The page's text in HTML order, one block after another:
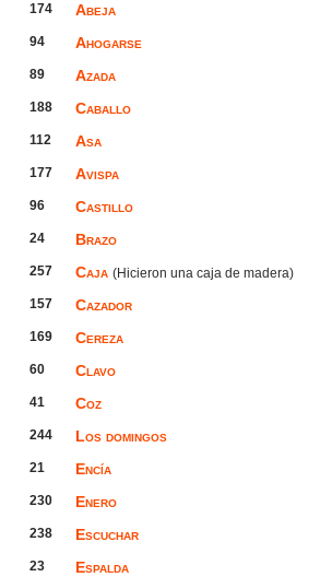
174 Abeja
94 Ahogarse
89 Azada
188 Caballo
112 Asa
177 Avispa
96 Castillo
24 Brazo
257 Caja (Hicieron una caja de madera)
157 Cazador
169 Cereza
60 Clavo
41 Coz
244 Los domingos
21 Encía
230 Enero
238 Escuchar
23 Espalda